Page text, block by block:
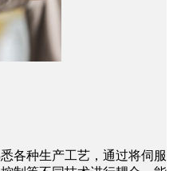
各种生产工艺，通过将伺服